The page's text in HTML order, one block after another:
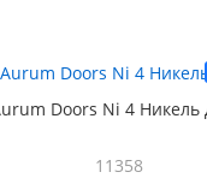
Doors Ni 4
11358